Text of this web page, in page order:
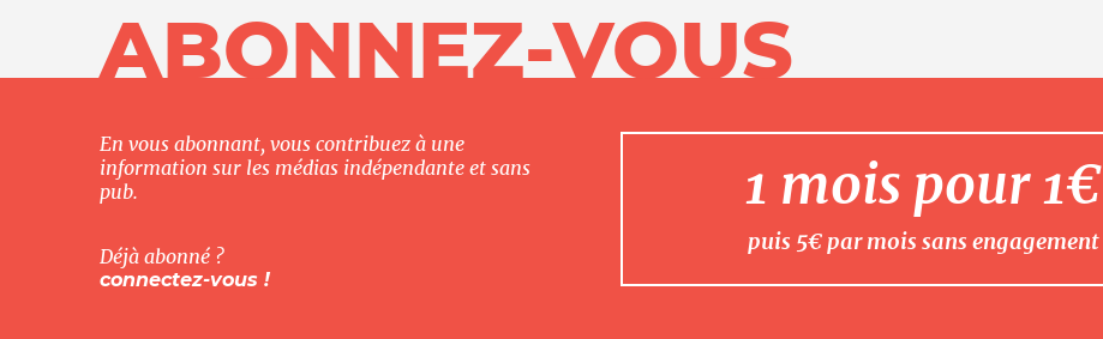
ABONNEZ-VOUS
En vous abonnant, vous contribuez à une
information sur les médias indépendante et sans
pub.
Déjà abonné ?
connectez-vous !
1 mois pour 1€
puis 5€ par mois sans engagement